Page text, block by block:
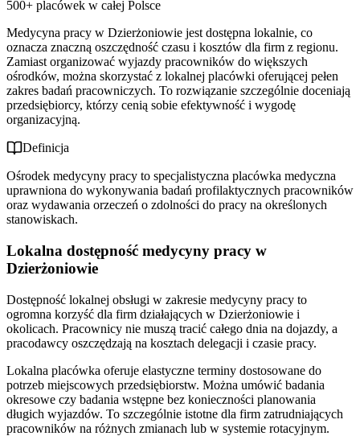
500+ placówek w całej Polsce
Medycyna pracy w Dzierżoniowie jest dostępna lokalnie, co
oznacza znaczną oszczędność czasu i kosztów dla firm z regionu.
Zamiast organizować wyjazdy pracowników do większych
ośrodków, można skorzystać z lokalnej placówki oferującej pełen
zakres badań pracowniczych. To rozwiązanie szczególnie doceniają
przedsiębiorcy, którzy cenią sobie efektywność i wygodę
organizacyjną.
Definicja
Ośrodek medycyny pracy to specjalistyczna placówka medyczna
uprawniona do wykonywania badań profilaktycznych pracowników
oraz wydawania orzeczeń o zdolności do pracy na określonych
stanowiskach.
Lokalna dostępność medycyny pracy w
Dzierżoniowie
Dostępność lokalnej obsługi w zakresie medycyny pracy to
ogromna korzyść dla firm działających w Dzierżoniowie i
okolicach. Pracownicy nie muszą tracić całego dnia na dojazdy, a
pracodawcy oszczędzają na kosztach delegacji i czasie pracy.
Lokalna placówka oferuje elastyczne terminy dostosowane do
potrzeb miejscowych przedsiębiorstw. Można umówić badania
okresowe czy badania wstępne bez konieczności planowania
długich wyjazdów. To szczególnie istotne dla firm zatrudniających
pracowników na różnych zmianach lub w systemie rotacyjnym.